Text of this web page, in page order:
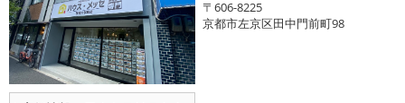
〒606-8225
京都市左京区田中門前町98